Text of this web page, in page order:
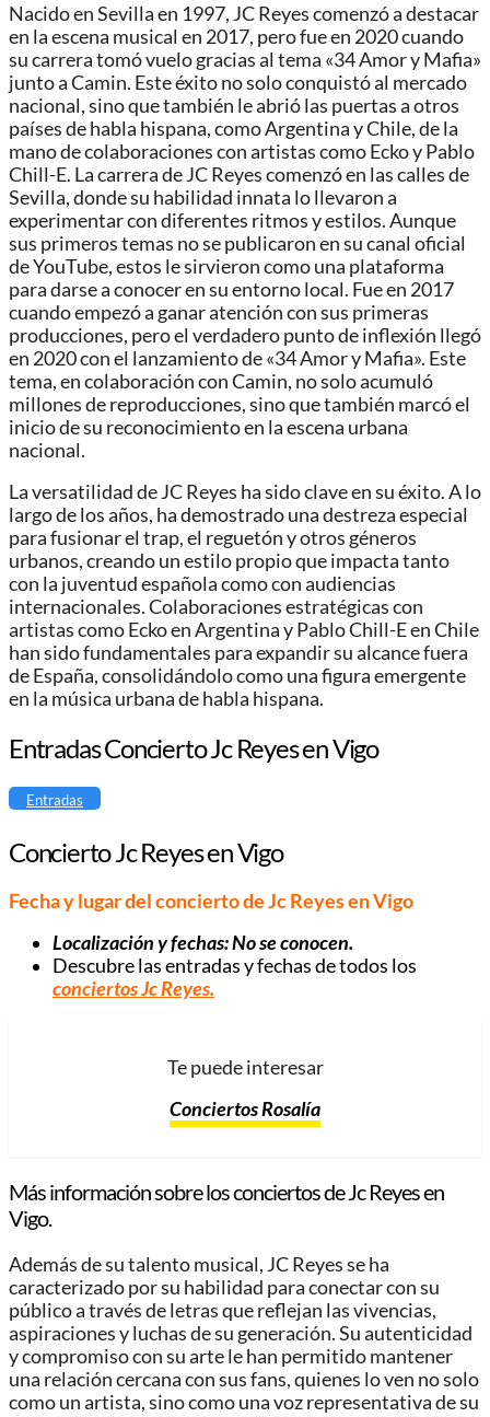
Nacido en Sevilla en 1997, JC Reyes comenzó a destacar
en la escena musical en 2017, pero fue en 2020 cuando
su carrera tomó vuelo gracias al tema «34 Amor y Mafia»
junto a Camin. Este éxito no solo conquistó al mercado
nacional, sino que también le abrió las puertas a otros
países de habla hispana, como Argentina y Chile, de la
mano de colaboraciones con artistas como Ecko y Pablo
Chill-E. La carrera de JC Reyes comenzó en las calles de
Sevilla, donde su habilidad innata lo llevaron a
experimentar con diferentes ritmos y estilos. Aunque
sus primeros temas no se publicaron en su canal oficial
de YouTube, estos le sirvieron como una plataforma
para darse a conocer en su entorno local. Fue en 2017
cuando empezó a ganar atención con sus primeras
producciones, pero el verdadero punto de inflexión llegó
en 2020 con el lanzamiento de «34 Amor y Mafia». Este
tema, en colaboración con Camin, no solo acumuló
millones de reproducciones, sino que también marcó el
inicio de su reconocimiento en la escena urbana
nacional.
La versatilidad de JC Reyes ha sido clave en su éxito. A lo
largo de los años, ha demostrado una destreza especial
para fusionar el trap, el reguetón y otros géneros
urbanos, creando un estilo propio que impacta tanto
con la juventud española como con audiencias
internacionales. Colaboraciones estratégicas con
artistas como Ecko en Argentina y Pablo Chill-E en Chile
han sido fundamentales para expandir su alcance fuera
de España, consolidándolo como una figura emergente
en la música urbana de habla hispana.
Entradas Concierto Jc Reyes en Vigo
Entradas
Concierto Jc Reyes en Vigo
Fecha y lugar del concierto de Jc Reyes en Vigo
Localización y fechas: No se conocen.
Descubre las entradas y fechas de todos los
conciertos Jc Reyes.
Te puede interesar
Conciertos Rosalía
Más información sobre los conciertos de Jc Reyes en
Vigo.
Además de su talento musical, JC Reyes se ha
caracterizado por su habilidad para conectar con su
público a través de letras que reflejan las vivencias,
aspiraciones y luchas de su generación. Su autenticidad
y compromiso con su arte le han permitido mantener
una relación cercana con sus fans, quienes lo ven no solo
como un artista, sino como una voz representativa de su